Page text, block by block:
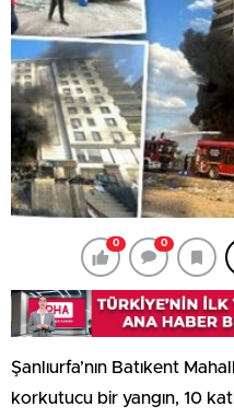
0 0
Şanlıurfa’nın Batıkent
korkutucu bir yangın, 10